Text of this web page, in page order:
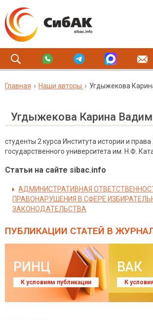
Главная Наши авторы Угдыжекова
Угдыжекова Карина
студенты 2 курса Института истории и права
государственного университета им. Н.Ф.
Статьи на сайте sibac.info
АДМИНИСТРАТИВНАЯ
ПРАВОНАРУШЕНИЯ В СФЕРЕ
ЗАКОНОДАТЕЛЬСТВА
ПУБЛИКАЦИИ СТАТЕЙ В
РИНЦ
К условиям публикации
ВАК
К